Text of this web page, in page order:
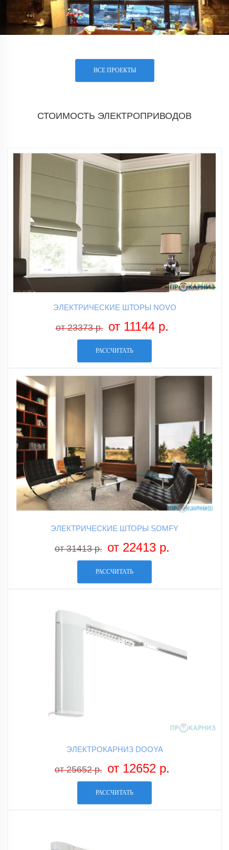
ВСЕ ПРОЕКТЫ
СТОИМОСТЬ ЭЛЕКТРОПРИВОДОВ
ЭЛЕКТРИЧЕСКИЕ ШТОРЫ NOVO
от 23373 р. от 11144 р.
РАССЧИТАТЬ
ЭЛЕКТРИЧЕСКИЕ ШТОРЫ SOMFY
от 31413 р. от 22413 р.
РАССЧИТАТЬ
ЭЛЕКТРОКАРНИЗ DOOYA
от 25652 р. от 12652 р.
РАССЧИТАТЬ